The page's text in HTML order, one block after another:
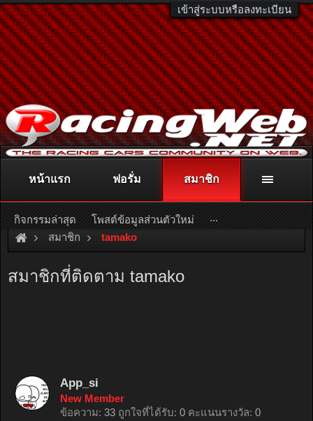
เข้าสู่ระบบหรือลงทะเบียน
ติดต่อลงโฆษณา racingweb@gmail.comหรือโทร. 081-811-1138
หรืออ่านรายละเอียดเพิ่มเติม คลิกที่นี่
สมาชิก tamako
สมาชิกที่ติดตาม tamako
App_si
New Member
ข้อความ: 33 ถูกใจที่ได้รับ: 0 คะแนนรางวัล: 0
หน้าแรก ฟอรั่ม สมาชิก
กิจกรรมล่าสุด โพสต์ข้อมูลส่วนตัวใหม่ ...